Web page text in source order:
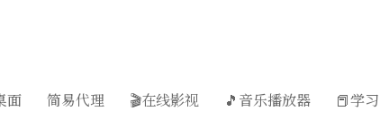
面 简易代理 🎬在线影视 🎵音乐播放器 📕学习